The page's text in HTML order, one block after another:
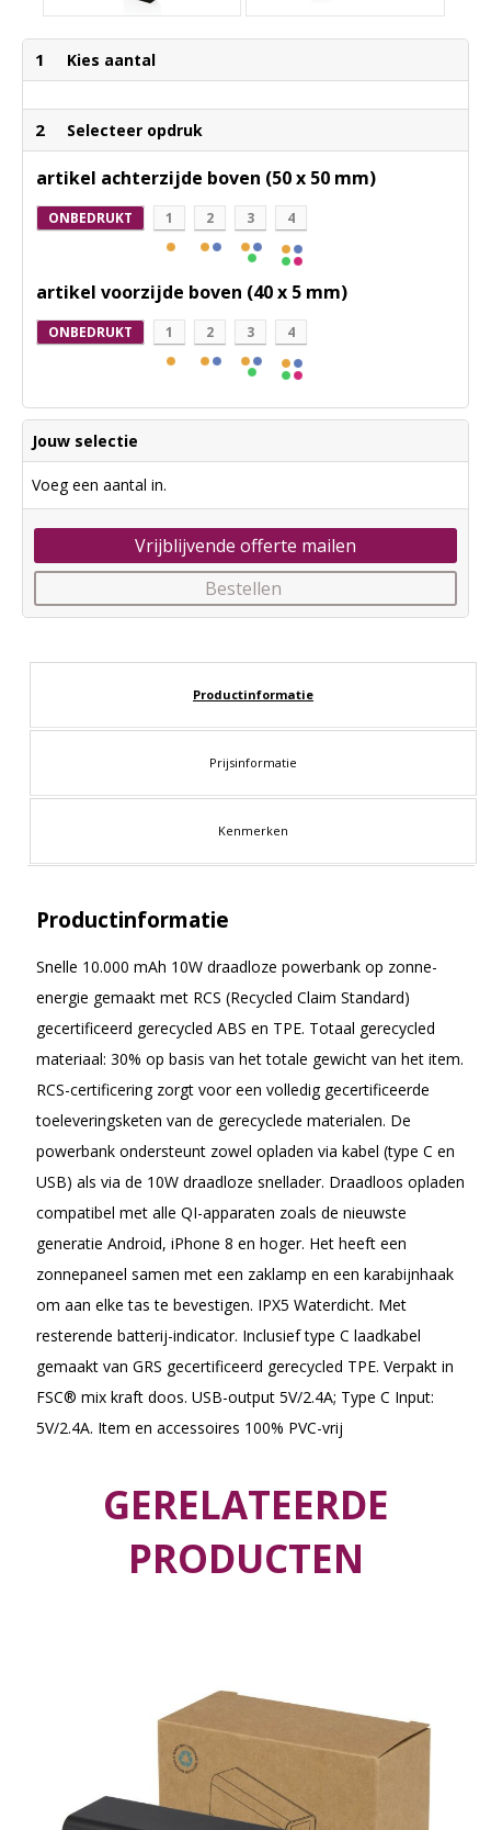
1 Kies aantal
2 Selecteer opdruk
artikel achterzijde boven (50 x 50 mm)
ONBEDRUKT 1 2 3 4
artikel voorzijde boven (40 x 5 mm)
ONBEDRUKT 1 2 3 4
Jouw selectie
Voeg een aantal in.
Vrijblijvende offerte mailen
Bestellen
Productinformatie
Prijsinformatie
Kenmerken
Productinformatie
Snelle 10.000 mAh 10W draadloze powerbank op zonne-
energie gemaakt met RCS (Recycled Claim Standard)
gecertificeerd gerecycled ABS en TPE. Totaal gerecycled
materiaal: 30% op basis van het totale gewicht van het item.
RCS-certificering zorgt voor een volledig gecertificeerde
toeleveringsketen van de gerecyclede materialen. De
powerbank ondersteunt zowel opladen via kabel (type C en
USB) als via de 10W draadloze snellader. Draadloos opladen
compatibel met alle QI-apparaten zoals de nieuwste
generatie Android, iPhone 8 en hoger. Het heeft een
zonnepaneel samen met een zaklamp en een karabijnhaak
om aan elke tas te bevestigen. IPX5 Waterdicht. Met
resterende batterij-indicator. Inclusief type C laadkabel
gemaakt van GRS gecertificeerd gerecycled TPE. Verpakt in
FSC® mix kraft doos. USB-output 5V/2.4A; Type C Input:
5V/2.4A. Item en accessoires 100% PVC-vrij
GERELATEERDE
PRODUCTEN